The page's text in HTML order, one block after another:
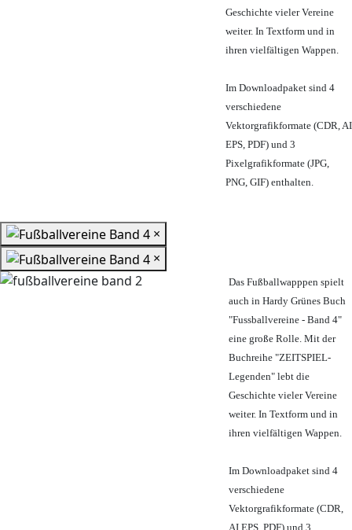
Geschichte vieler Vereine
weiter. In Textform und in
ihren vielfältigen Wappen.
Im Downloadpaket sind 4
verschiedene
Vektorgrafikformate (CDR, AI
EPS, PDF) und 3
Pixelgrafikformate (JPG,
PNG, GIF) enthalten.
×
×
Das Fußballwapppen spielt
auch in Hardy Grünes Buch
"Fussballvereine - Band 4"
eine große Rolle. Mit der
Buchreihe "ZEITSPIEL-
Legenden" lebt die
Geschichte vieler Vereine
weiter. In Textform und in
ihren vielfältigen Wappen.
Im Downloadpaket sind 4
verschiedene
Vektorgrafikformate (CDR,
AI EPS, PDF) und 3